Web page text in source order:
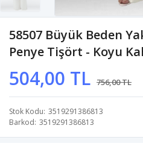
58507 Büyük Beden
Penye Tişört - Koyu
504,00 TL 756,00 TL
Stok Kodu 3519291386813
Barkod 3519291386813